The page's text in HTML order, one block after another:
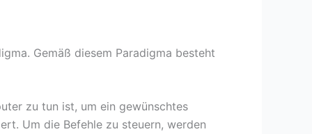
Gemäß diesem Paradigma besteht
zu tun ist, um ein gewünschtes
Um die Befehle zu steuern, werden